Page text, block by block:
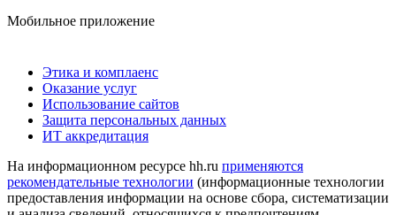
Мобильное приложение
Этика и комплаенс
Оказание услуг
Использование сайтов
Защита персональных данных
ИТ аккредитация
На информационном ресурсе hh.ru применяются
рекомендательные технологии (информационные технологии
предоставления информации на основе сбора, систематизации